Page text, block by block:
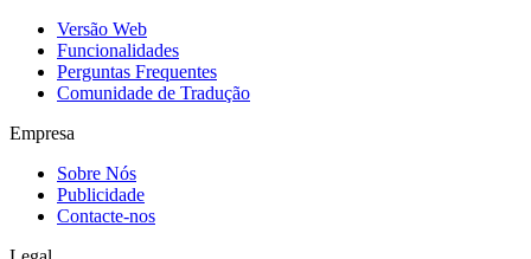
Versão Web
Funcionalidades
Perguntas Frequentes
Comunidade de Tradução
Empresa
Sobre Nós
Publicidade
Contacte-nos